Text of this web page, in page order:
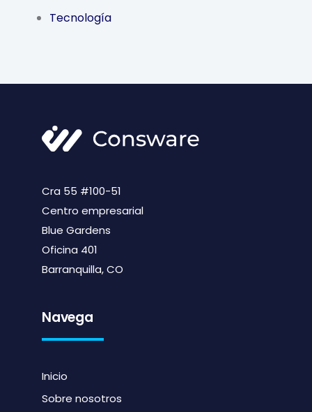
Tecnología
Cra 55 #100-51
Centro empresarial
Blue Gardens
Oficina 401
Barranquilla, CO
Navega
Inicio
Sobre nosotros